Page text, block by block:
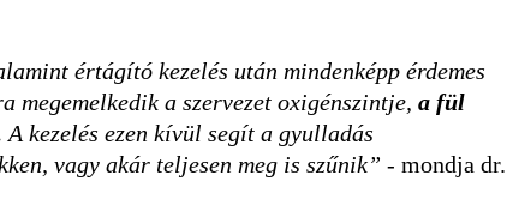
értágító kezelés után mindenképp érdemes
megemelkedik a szervezet oxigénszintje, a fül
A kezelés ezen kívül segít a gyulladás
vagy akár teljesen meg is szűnik” - mondja dr.